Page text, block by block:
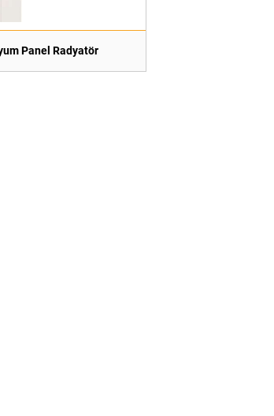
Panel Radyatör